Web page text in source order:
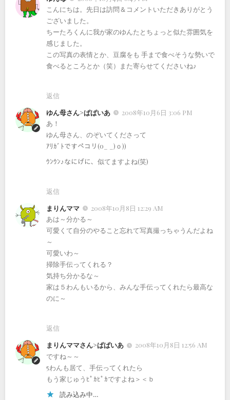
こんにちは。先日は訪問＆コメントいただきありがとう
ございました。
ちーたろくんに我が家のゆんたとちょっと似た雰囲気を
感じました。
この写真の表情とか、豆腐をも 手まで食べそうな勢いで
食べるところとか（笑）また寄らせてくださいね♪
返信
ゆん母さん>ぱぱいあ
2008年10月6日 3:06 PM
あ！
ゆん母さん、のぞいてくださって
ｱﾘｶﾞﾄですペコリ(o_ _)ｏ))
ｳﾝｳﾝ♪なにげに、似てますよね(笑)
返信
まりんママ
2008年10月8日 12:29 AM
あは～分かる～
可愛くて自分のやること忘れて写真撮っちゃうんだよね
～
可愛いわ～
掃除手伝ってくれる？
気持ち分かるな～
家は５わんもいるから、みんな手伝ってくれたら最高な
のに～
返信
まりんママさん>ぱぱいあ
2008年10月8日 12:56 AM
ですね～～
5わんも居て、手伝ってくれたら
もう家じゅうﾋﾟｶﾋﾟｶですよね＞＜ｂ
読み込み中…